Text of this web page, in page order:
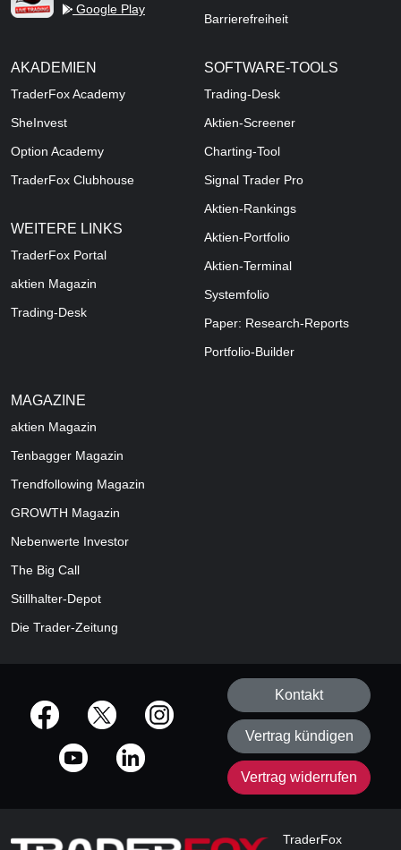
Google Play
Barrierefreiheit
AKADEMIEN
TraderFox Academy
SheInvest
Option Academy
TraderFox Clubhouse
WEITERE LINKS
TraderFox Portal
aktien Magazin
Trading-Desk
SOFTWARE-TOOLS
Trading-Desk
Aktien-Screener
Charting-Tool
Signal Trader Pro
Aktien-Rankings
Aktien-Portfolio
Aktien-Terminal
Systemfolio
Paper: Research-Reports
Portfolio-Builder
MAGAZINE
aktien Magazin
Tenbagger Magazin
Trendfollowing Magazin
GROWTH Magazin
Nebenwerte Investor
The Big Call
Stillhalter-Depot
Die Trader-Zeitung
offizielle Social Media-Accounts
Kontakt
Vertrag kündigen
Vertrag widerrufen
TraderFox